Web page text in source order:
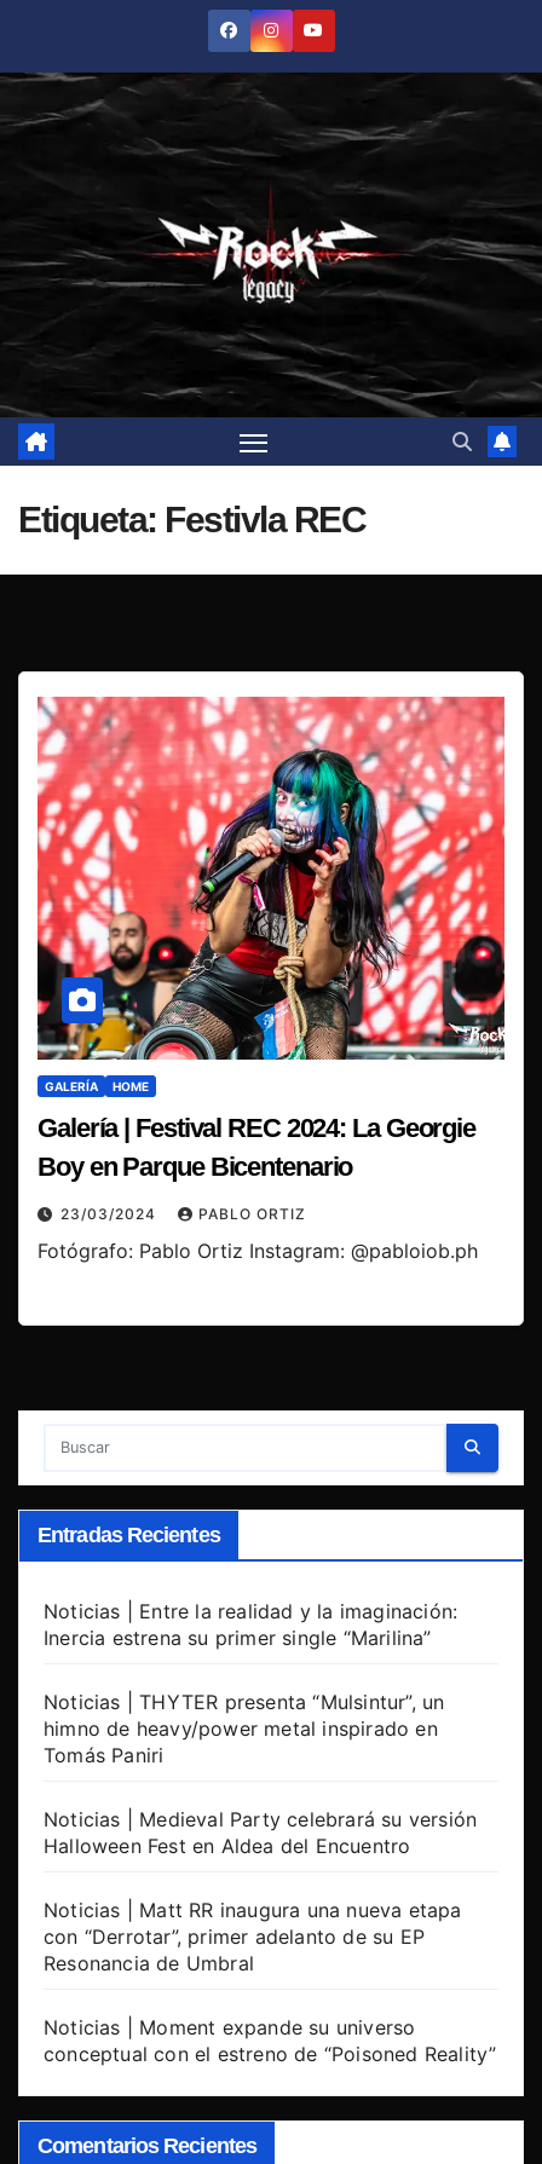
contenido
Etiqueta: Festivla REC
GALERÍA HOME
Galería | Festival REC 2024: La Georgie
Boy en Parque Bicentenario
23/03/2024 PABLO ORTIZ
Fotógrafo: Pablo Ortiz Instagram: @pabloiob.ph
Entradas Recientes
Noticias | Entre la realidad y la imaginación:
Inercia estrena su primer single “Marilina”
Noticias | THYTER presenta “Mulsintur”, un
himno de heavy/power metal inspirado en
Tomás Paniri
Noticias | Medieval Party celebrará su versión
Halloween Fest en Aldea del Encuentro
Noticias | Matt RR inaugura una nueva etapa
con “Derrotar”, primer adelanto de su EP
Resonancia de Umbral
Noticias | Moment expande su universo
conceptual con el estreno de “Poisoned Reality”
Comentarios Recientes